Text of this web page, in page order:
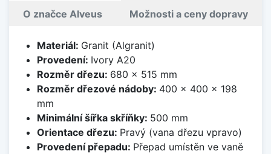
O značce Alveus Možnosti a ceny dopravy
Materiál: Granit (Algranit)
Provedení: Ivory A20
Rozměr dřezu: 680 x 515 mm
Rozměr dřezové nádoby: 400 x 400 x 198
mm
Minimální šířka skříňky: 500 mm
Orientace dřezu: Pravý (vana dřezu vpravo)
Provedení přepadu: Přepad umístěn ve vaně